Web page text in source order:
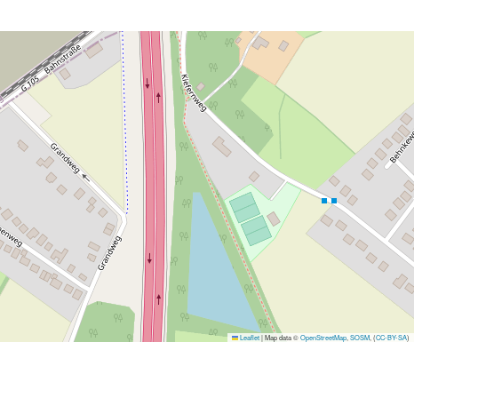
Leaflet|Map data ©OpenStreetMap SOSM , (CC-BY-SA)